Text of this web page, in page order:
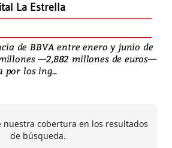
La Estrella
de BBVA entre enero y junio de
millones —2,882 millones de euros—
por los ing...
nuestra cobertura en los resultados
de búsqueda.